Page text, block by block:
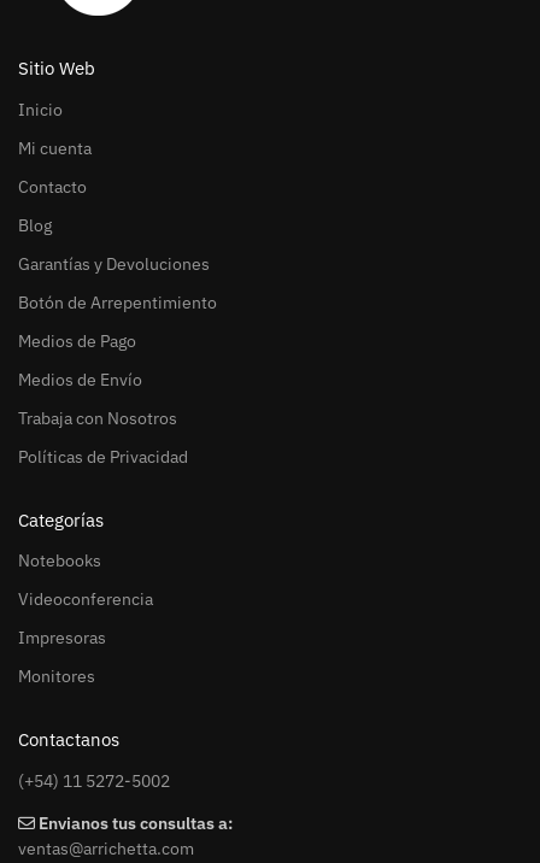
Sitio Web
Inicio
Mi cuenta
Contacto
Blog
Garantías y Devoluciones
Botón de Arrepentimiento
Medios de Pago
Medios de Envío
Trabaja con Nosotros
Políticas de Privacidad
Categorías
Notebooks
Videoconferencia
Impresoras
Monitores
Contactanos
(+54) 11 5272-5002
Envianos tus consultas a:
ventas@arrichetta.com